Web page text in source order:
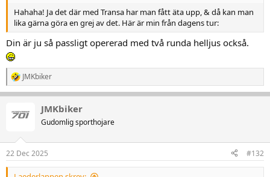
Hahaha! Ja det där med Transa har man fått äta upp, & då kan man
lika gärna göra en grej av det. Här är min från dagens tur:
Din är ju så passligt opererad med två runda helljus också.
R
e
k
t
e
r
JMKbiker
JMKbiker
Gudomlig sporthojare
22 Dec 2025 #132